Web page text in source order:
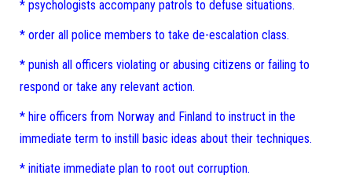
* psychologists accompany patrols to defuse situations.
* order all police members to take de-escalation class.
* punish all officers violating or abusing citizens or failing to
respond or take any relevant action.
* hire officers from Norway and Finland to instruct in the
immediate term to instill basic ideas about their techniques.
* initiate immediate plan to root out corruption.